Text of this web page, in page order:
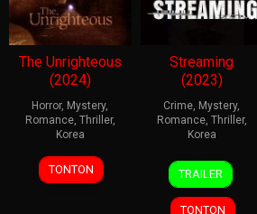
The Unrighteous
(2024)
Horror, Mystery,
Romance, Thriller,
Korea
4
Dec
Kim
Seon-
TONTON
Streaming
(2023)
Crime, Mystery,
Romance, Thriller,
Korea
21
Mar
2025
Cho
Jang-
ho
TRAILER
TONTON